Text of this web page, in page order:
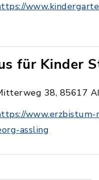
für Kinder
38, 85617
www.erzbistum-
assling